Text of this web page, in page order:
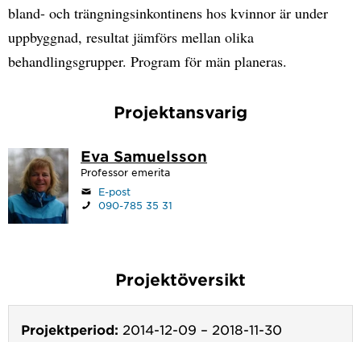
bland- och trängningsinkontinens hos kvinnor är under
uppbyggnad, resultat jämförs mellan olika
behandlingsgrupper. Program för män planeras.
Projektansvarig
Eva Samuelsson
Professor emerita
E-post
090-785 35 31
Projektöversikt
Projektperiod: 2014-12-09 – 2018-11-30